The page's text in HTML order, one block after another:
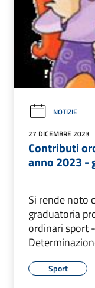
NOTIZIE
27 DICEMBRE 2023
Contributi
anno 2023 -
Si rende noto
graduatoria
ordinari sport
Sport